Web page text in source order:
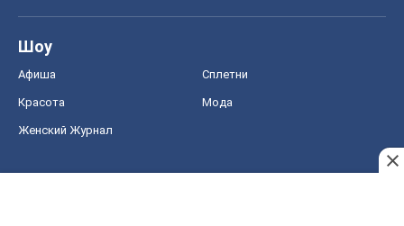
Шоу
Афиша Сплетни
Красота Мода
Женский Журнал